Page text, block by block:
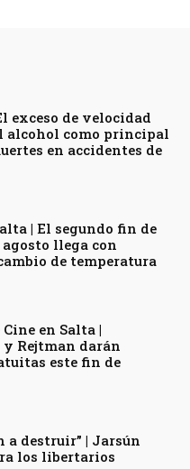
exceso de velocidad
alcohol como principal
en accidentes de
| El segundo fin de
agosto llega con
de temperatura
Cine en Salta |
Rejtman darán
este fin de
a destruir” | Jarsún
los libertarios